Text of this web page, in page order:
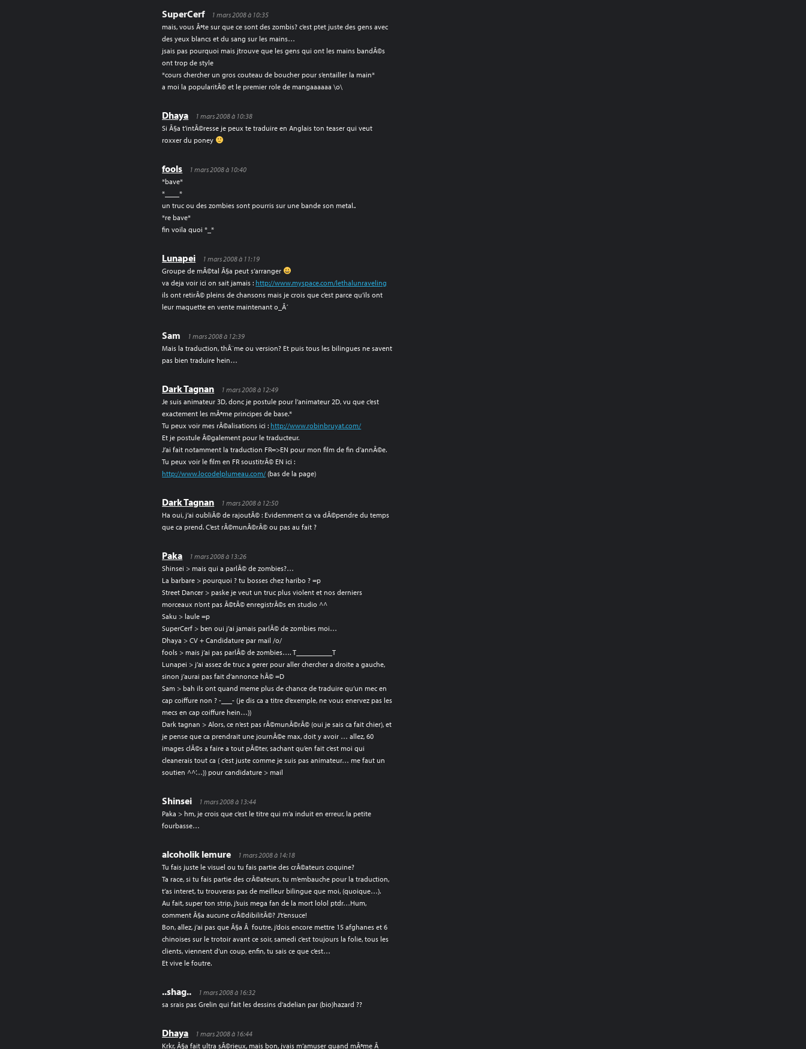
SuperCerf
1 mars 2008 à 10:35
mais, vous Ãªte sur que ce sont des zombis? c’est ptet juste des gens avec
des yeux blancs et du sang sur les mains…
jsais pas pourquoi mais jtrouve que les gens qui ont les mains bandÃ©s
ont trop de style
*cours chercher un gros couteau de boucher pour s’entailler la main*
a moi la popularitÃ© et le premier role de mangaaaaaa \o\
Dhaya
1 mars 2008 à 10:38
Si Ã§a t’intÃ©resse je peux te traduire en Anglais ton teaser qui veut
roxxer du poney
fools
1 mars 2008 à 10:40
*bave*
*____*
un truc ou des zombies sont pourris sur une bande son metal..
*re bave*
fin voila quoi *_*
Lunapei
1 mars 2008 à 11:19
Groupe de mÃ©tal Ã§a peut s’arranger
va deja voir ici on sait jamais : http://www.myspace.com/lethalunraveling
ils ont retirÃ© pleins de chansons mais je crois que c’est parce qu’ils ont
leur maquette en vente maintenant o_Ã´
Sam
1 mars 2008 à 12:39
Mais la traduction, thÃ¨me ou version? Et puis tous les bilingues ne savent
pas bien traduire hein…
Dark Tagnan
1 mars 2008 à 12:49
Je suis animateur 3D, donc je postule pour l’animateur 2D, vu que c’est
exactement les mÃªme principes de base.*
Tu peux voir mes rÃ©alisations ici : http://www.robinbruyat.com/
Et je postule Ã©galement pour le traducteur.
J’ai fait notamment la traduction FR=>EN pour mon film de fin d’annÃ©e.
Tu peux voir le film en FR soustitrÃ© EN ici :
http://www.locodelplumeau.com/ (bas de la page)
Dark Tagnan
1 mars 2008 à 12:50
Ha oui, j’ai oubliÃ© de rajoutÃ© : Evidemment ca va dÃ©pendre du temps
que ca prend. C’est rÃ©munÃ©rÃ© ou pas au fait ?
Paka
1 mars 2008 à 13:26
Shinsei > mais qui a parlÃ© de zombies?…
La barbare > pourquoi ? tu bosses chez haribo ? =p
Street Dancer > paske je veut un truc plus violent et nos derniers
morceaux n’ont pas Ã©tÃ© enregistrÃ©s en studio ^^
Saku > laule =p
SuperCerf > ben oui j’ai jamais parlÃ© de zombies moi…
Dhaya > CV + Candidature par mail /o/
fools > mais j’ai pas parlÃ© de zombies…. T__________T
Lunapei > j’ai assez de truc a gerer pour aller chercher a droite a gauche,
sinon j’aurai pas fait d’annonce hÃ© =D
Sam > bah ils ont quand meme plus de chance de traduire qu’un mec en
cap coiffure non ? -___- (je dis ca a titre d’exemple, ne vous enervez pas les
mecs en cap coiffure hein…))
Dark tagnan > Alors, ce n’est pas rÃ©munÃ©rÃ© (oui je sais ca fait chier), et
je pense que ca prendrait une journÃ©e max, doit y avoir … allez, 60
images clÃ©s a faire a tout pÃ©ter, sachant qu’en fait c’est moi qui
cleanerais tout ca ( c’est juste comme je suis pas animateur… me faut un
soutien ^^’…)) pour candidature > mail
Shinsei
1 mars 2008 à 13:44
Paka > hm, je crois que c’est le titre qui m’a induit en erreur, la petite
fourbasse…
alcoholik lemure
1 mars 2008 à 14:18
Tu fais juste le visuel ou tu fais partie des crÃ©ateurs coquine?
Ta race, si tu fais partie des crÃ©ateurs, tu m’embauche pour la traduction,
t’as interet, tu trouveras pas de meilleur bilingue que moi, (quoique…).
Au fait, super ton strip, j’suis mega fan de la mort lolol ptdr…Hum,
comment Ã§a aucune crÃ©dibilitÃ©? J’t’ensuce!
Bon, allez, j’ai pas que Ã§a Ã foutre, j’dois encore mettre 15 afghanes et 6
chinoises sur le trotoir avant ce soir, samedi c’est toujours la folie, tous les
clients, viennent d’un coup, enfin, tu sais ce que c’est…
Et vive le foutre.
..shag..
1 mars 2008 à 16:32
sa srais pas Grelin qui fait les dessins d’adelian par (bio)hazard ??
Dhaya
1 mars 2008 à 16:44
Krkr, Ã§a fait ultra sÃ©rieux, mais bon, jvais m’amuser quand mÃªme Ã